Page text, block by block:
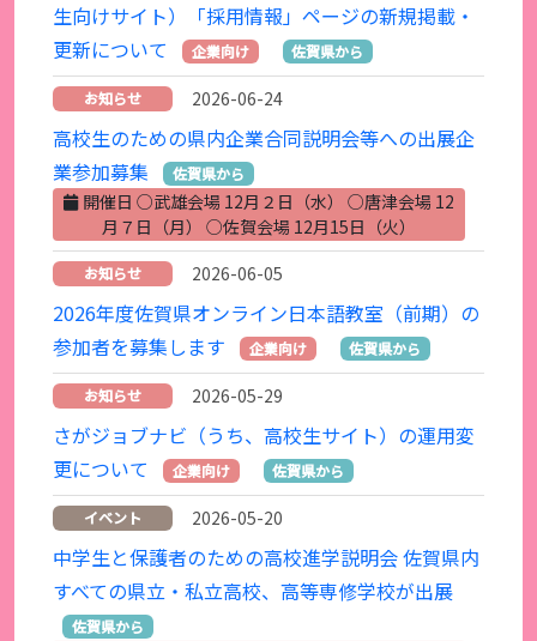
生向けサイト）「採用情報」ページの新規掲載・
更新について
企業向け 佐賀県から
お知らせ 2026-06-24
高校生のための県内企業合同説明会等への出展企
業参加募集
佐賀県から
開催日 ○武雄会場 12月２日（水） ○唐津会場 12
月７日（月） ○佐賀会場 12月15日（火）
お知らせ 2026-06-05
2026年度佐賀県オンライン日本語教室（前期）の
参加者を募集します
企業向け 佐賀県から
お知らせ 2026-05-29
さがジョブナビ（うち、高校生サイト）の運用変
更について
企業向け 佐賀県から
イベント 2026-05-20
中学生と保護者のための高校進学説明会 佐賀県内
すべての県立・私立高校、高等専修学校が出展
佐賀県から